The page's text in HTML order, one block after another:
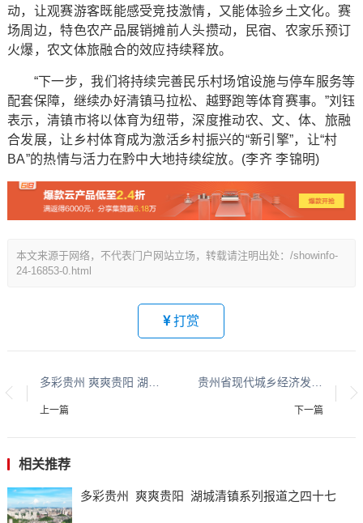
动，让观赛游客既能感受竞技激情，又能体验乡土文化。赛
场周边，特色农产品展销摊前人头攒动，民宿、农家乐预订
火爆，农文体旅融合的效应持续释放。
“下一步，我们将持续完善民乐村场馆设施与停车服务等
配套保障，继续办好清镇马拉松、越野跑等体育赛事。”刘钰
表示，清镇市将以体育为纽带，深度推动农、文、体、旅融
合发展，让乡村体育成为激活乡村振兴的“新引擎”，让“村
BA”的热情与活力在黔中大地持续绽放。(李齐 李锦明)
本文来源于网络，不代表门户网站立场，转载请注明出处：/showinfo-
24-16853-0.html
打赏
上一篇 下一篇
相关推荐
多彩贵州 爽爽贵阳 湖城清镇系列报道之四十七